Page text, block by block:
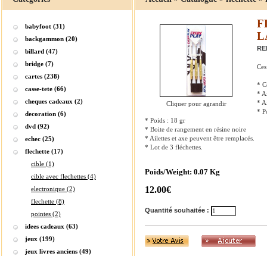
babyfoot (31)
backgammon (20)
billard (47)
bridge (7)
cartes (238)
casse-tete (66)
cheques cadeaux (2)
decoration (6)
dvd (92)
echec (25)
flechette (17)
cible (1)
cible avec flechettes (4)
electronique (2)
flechette (8)
pointes (2)
idees cadeaux (63)
jeux (199)
jeux livres anciens (49)
Cliquer pour agrandir
*
*
*
*
* Poids : 18 gr
* Boite de rangement en résine noire
* Ailettes et axe peuvent être remplacés.
* Lot de 3 fléchettes.
Poids/Weight: 0.07 Kg
12.00€
Quantité souhaitée :